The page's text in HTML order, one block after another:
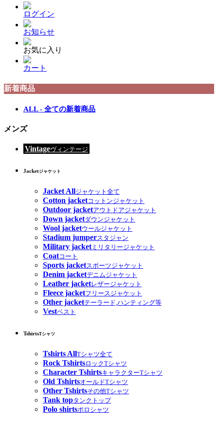
ログイン
お知らせ
お気に入り
カート
新着商品
ALL - 全ての新着商品
メンズ
Vintageヴィンテージ
Jacketジャケット
Jacket Allジャケット全て
Cotton jacketコットンジャケット
Outdoor jacketアウトドアジャケット
Down jacketダウンジャケット
Wool jacketウールジャケット
Stadium jumperスタジャン
Military jacketミリタリージャケット
Coatコート
Sports jacketスポーツジャケット
Denim jacketデニムジャケット
Leather jacketレザージャケット
Fleece jacketフリースジャケット
Other jacketテーラード,ハンティング等
Vestベスト
TshirtsTシャツ
Tshirts AllTシャツ全て
Rock TshirtsロックTシャツ
Character TshirtsキャラクターTシャツ
Old TshirtsオールドTシャツ
Other Tshirtsその他Tシャツ
Tank topタンクトップ
Polo shirtsポロシャツ